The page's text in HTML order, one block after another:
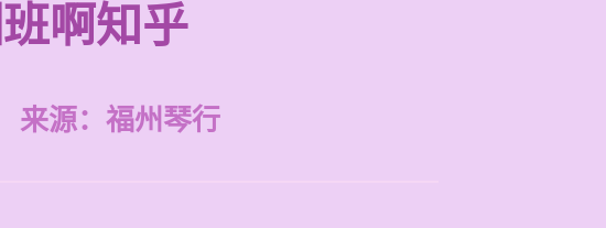
啊知乎
来源： 福州琴行